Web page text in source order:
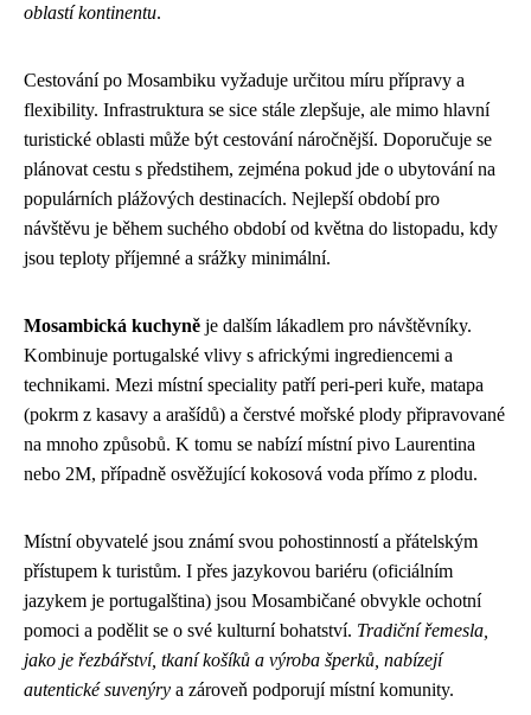
oblastí kontinentu.
Cestování po Mosambiku vyžaduje určitou míru přípravy a
flexibility. Infrastruktura se sice stále zlepšuje, ale mimo hlavní
turistické oblasti může být cestování náročnější. Doporučuje se
plánovat cestu s předstihem, zejména pokud jde o ubytování na
populárních plážových destinacích. Nejlepší období pro
návštěvu je během suchého období od května do listopadu, kdy
jsou teploty příjemné a srážky minimální.
Mosambická kuchyně je dalším lákadlem pro návštěvníky.
Kombinuje portugalské vlivy s africkými ingrediencemi a
technikami. Mezi místní speciality patří peri-peri kuře, matapa
(pokrm z kasavy a arašídů) a čerstvé mořské plody připravované
na mnoho způsobů. K tomu se nabízí místní pivo Laurentina
nebo 2M, případně osvěžující kokosová voda přímo z plodu.
Místní obyvatelé jsou známí svou pohostinností a přátelským
přístupem k turistům. I přes jazykovou bariéru (oficiálním
jazykem je portugalština) jsou Mosambičané obvykle ochotní
pomoci a podělit se o své kulturní bohatství. Tradiční řemesla,
jako je řezbářství, tkaní košíků a výroba šperků, nabízejí
autentické suvenýry a zároveň podporují místní komunity.